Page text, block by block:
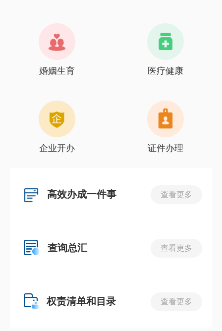
婚姻生育 医疗健康
企业开办 证件办理
高效办成一件事 查看更多
查询总汇 查看更多
权责清单和目录 查看更多